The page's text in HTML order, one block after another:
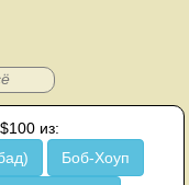
из:
Боб-Хоуп